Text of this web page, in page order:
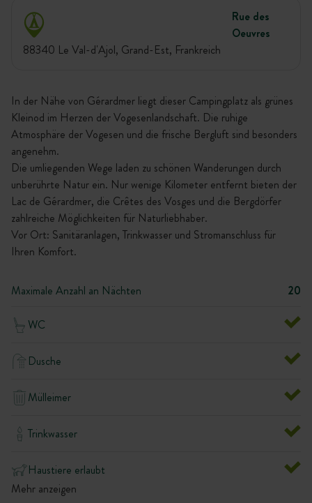
Rue des
Oeuvres
88340 Le Val-d'Ajol, Grand-Est, Frankreich
In der Nähe von Gérardmer liegt dieser Campingplatz als grünes
Kleinod im Herzen der Vogesenlandschaft. Die ruhige
Atmosphäre der Vogesen und die frische Bergluft sind besonders
angenehm.
Die umliegenden Wege laden zu schönen Wanderungen durch
unberührte Natur ein. Nur wenige Kilometer entfernt bieten der
Lac de Gérardmer, die Crêtes des Vosges und die Bergdörfer
zahlreiche Möglichkeiten für Naturliebhaber.
Vor Ort: Sanitäranlagen, Trinkwasser und Stromanschluss für
Ihren Komfort.
Maximale Anzahl an Nächten 20
WC
Dusche
Mülleimer
Trinkwasser
Haustiere erlaubt
Mehr anzeigen